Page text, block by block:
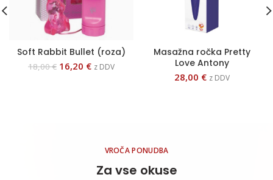
Soft Rabbit Bullet (roza)
18,00€ 16,20 € z DDV
Masažna ročka Pretty
Love Antony
28,00 € z DDV
VROČA PONUDBA
Za vse okuse